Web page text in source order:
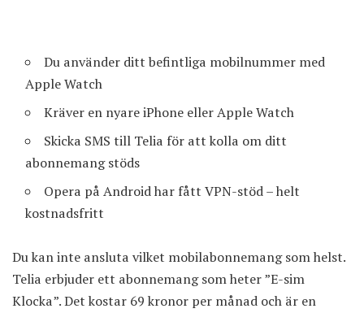
Du använder ditt befintliga mobilnummer med
Apple Watch
Kräver en nyare iPhone eller Apple Watch
Skicka SMS till Telia för att kolla om ditt
abonnemang stöds
Opera på Android har fått VPN-stöd – helt
kostnadsfritt
Du kan inte ansluta vilket mobilabonnemang som helst.
Telia erbjuder ett abonnemang som heter ”E-sim
Klocka”. Det kostar 69 kronor per månad och är en